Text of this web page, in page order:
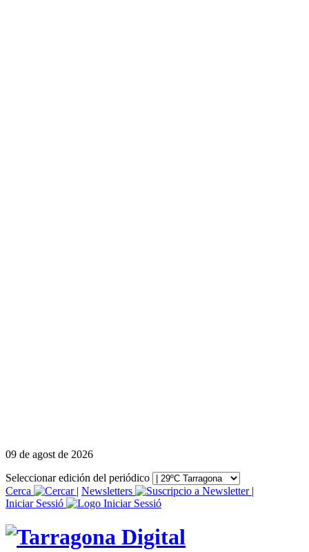
09 de agost de 2026
Seleccionar edición del periódico
Cerca
| Newsletters
|
Iniciar Sessió